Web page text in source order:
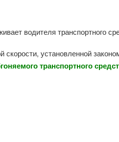
водителя транспортного
скорости, установленной
транспортного